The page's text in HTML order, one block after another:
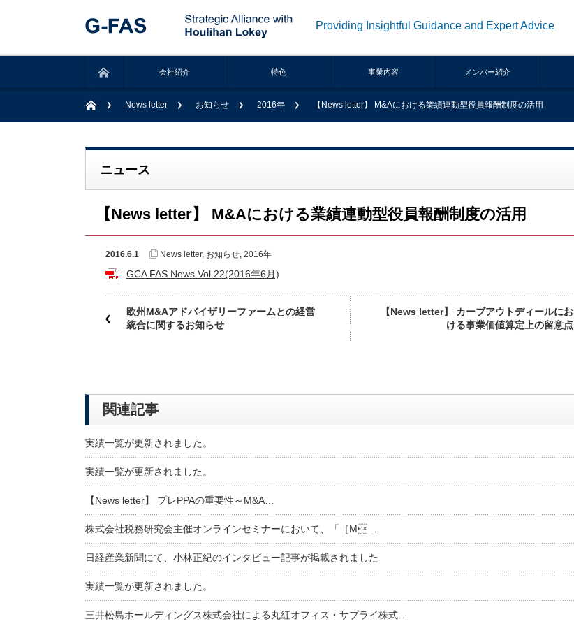
Providing Insightful Guidance and Expert Advice
会社紹介 特色 事業内容 メンバー紹介
News letter お知らせ 2016年 【News letter】 M&Aにおける業績連動型役員報酬制度の活用
ニュース
【News letter】 M&Aにおける業績連動型役員報酬制度の活用
2016.6.1 News letter, お知らせ, 2016年
GCA FAS News Vol.22(2016年6月)
欧州M&Aアドバイザリーファームとの経営
統合に関するお知らせ
【News letter】 カーブアウトディールにお
ける事業価値算定上の留意点
関連記事
実績一覧が更新されました。
実績一覧が更新されました。
【News letter】 プレPPAの重要性～M&A…
株式会社税務研究会主催オンラインセミナーにおいて、「［M…
日経産業新聞にて、小林正紀のインタビュー記事が掲載されました
実績一覧が更新されました。
三井松島ホールディングス株式会社による丸紅オフィス・サプライ株式…